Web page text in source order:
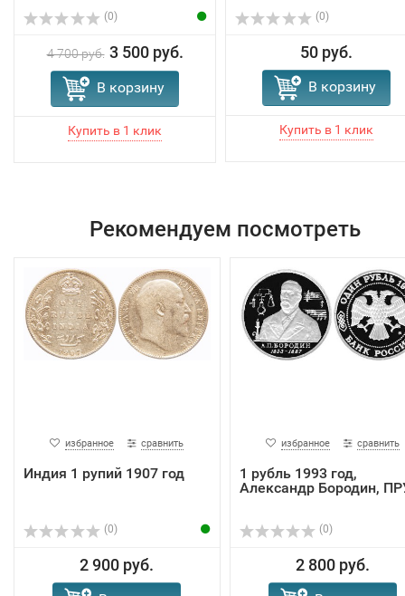
(0)
4 700 руб. 3 500 руб.
В корзину
(0)
50 руб.
В корзину
Рекомендуем посмотреть
избранное сравнить
Индия 1 рупий 1907 год
(0)
2 900 руб.
избранное сравнить
1 рубль 1993 год,
Александр Бородин,
(0)
2 800 руб.